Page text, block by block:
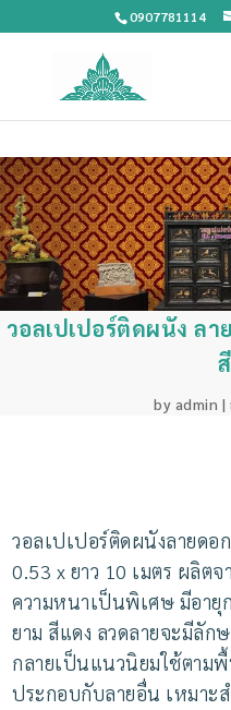
0907781114
วอลเปเปอร์ติดผนัง ล
by admin |
วอลเปเปอร์ติดผนังลายดอ
0.53 x ยาว 10 เมตร ผลิตจ
ความหนาเป็นพิเศษ มีอายุ
ยาม สีแดง ลวดลายจะมีลัก
กลายเป็นแนวนิยมใช้ตาม
ประกอบกับลายอื่น เหมาะ